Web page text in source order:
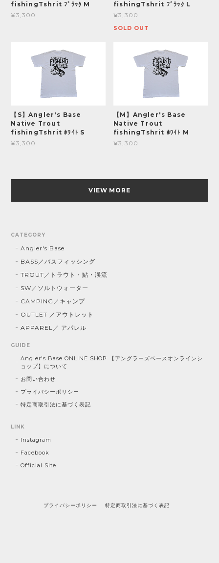
fishingTshrit ﾌﾞﾗｯｸ M
¥3,300
fishingTshrit ﾌﾞﾗｯｸ L
¥3,300
SOLD OUT
【S】Angler's Base
Native Trout
fishingTshrit ﾎﾜｲﾄ S
¥3,300
【M】Angler's Base
Native Trout
fishingTshrit ﾎﾜｲﾄ M
¥3,300
VIEW MORE
CATEGORY
Angler's Base
BASS／バスフィッシング
TROUT／トラウト・鮎・渓流
SW／ソルトウォーター
CAMPING／キャンプ
OUTLET ／アウトレット
APPAREL／ アパレル
GUIDE
Angler's Base ONLINE SHOP 【アングラーズベースオンラインシ
ョップ】について
お問い合わせ
プライバシーポリシー
特定商取引法に基づく表記
LINK
Instagram
Facebook
Official Site
プライバシーポリシー 特定商取引法に基づく表記